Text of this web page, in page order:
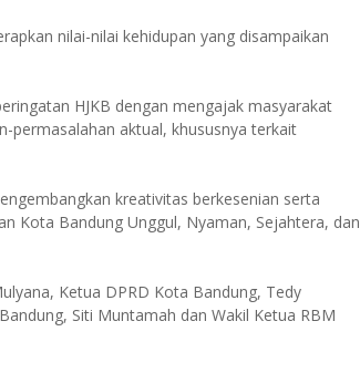
nilai-nilai kehidupan yang disampaikan
HJKB dengan mengajak masyarakat
permasalahan aktual, khususnya terkait
kreativitas berkesenian serta
Kota Bandung Unggul, Nyaman, Sejahtera, dan
Ketua DPRD Kota Bandung, Tedy
Siti Muntamah dan Wakil Ketua RBM